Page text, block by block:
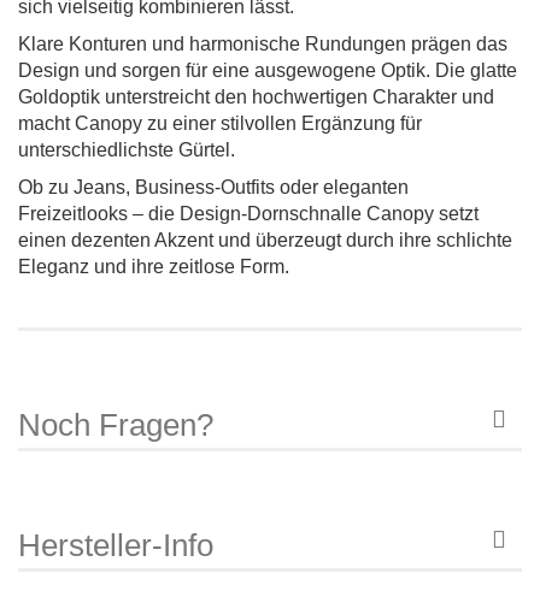
sich vielseitig kombinieren lässt.
Klare Konturen und harmonische Rundungen prägen das
Design und sorgen für eine ausgewogene Optik. Die glatte
Goldoptik unterstreicht den hochwertigen Charakter und
macht Canopy zu einer stilvollen Ergänzung für
unterschiedlichste Gürtel.
Ob zu Jeans, Business-Outfits oder eleganten
Freizeitlooks – die Design-Dornschnalle Canopy setzt
einen dezenten Akzent und überzeugt durch ihre schlichte
Eleganz und ihre zeitlose Form.
Noch Fragen?
Hersteller-Info